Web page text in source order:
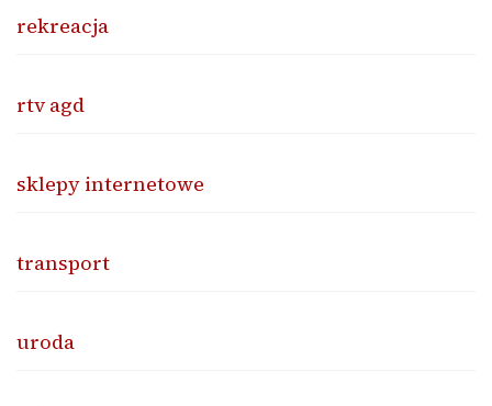
rekreacja
rtv agd
sklepy internetowe
transport
uroda